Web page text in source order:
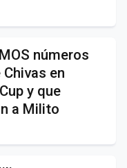
números
en
y que
a Milito